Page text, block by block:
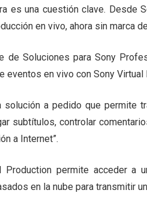
es una cuestión clave. Desde
en vivo, ahora sin marca
de Soluciones para Sony
eventos en vivo con Sony Virtual
solución a pedido que permite
subtítulos, controlar
a Internet”.
Production permite acceder
en la nube para transmitir